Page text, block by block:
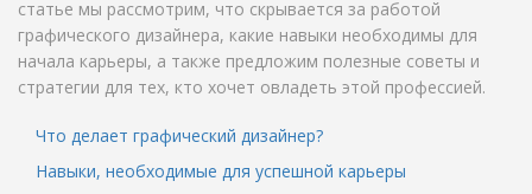
статье мы рассмотрим, что скрывается за работой
графического дизайнера, какие навыки необходимы для
начала карьеры, а также предложим полезные советы и
стратегии для тех, кто хочет овладеть этой профессией.
Что делает графический дизайнер?
Навыки, необходимые для успешной карьеры